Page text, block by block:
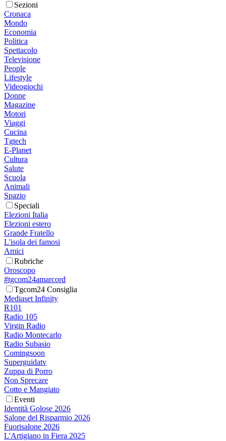
Sezioni
Cronaca
Mondo
Economia
Politica
Spettacolo
Televisione
People
Lifestyle
Videogiochi
Donne
Magazine
Motori
Viaggi
Cucina
Tgtech
E-Planet
Cultura
Salute
Scuola
Animali
Spazio
Speciali
Elezioni Italia
Elezioni estero
Grande Fratello
L'isola dei famosi
Amici
Rubriche
Oroscopo
#tgcom24amarcord
Tgcom24 Consiglia
Mediaset Infinity
R101
Radio 105
Virgin Radio
Radio Montecarlo
Radio Subasio
Comingsoon
Superguidatv
Zuppa di Porro
Non Sprecare
Cotto e Mangiato
Eventi
Identità Golose 2026
Salone del Risparmio 2026
Fuorisalone 2026
L'Artigiano in Fiera 2025